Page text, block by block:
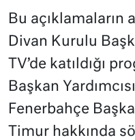
Bu açıklamaların
Divan Kurulu
TV’de katıldığı
Başkan
Fenerbahçe
Timur hakkında